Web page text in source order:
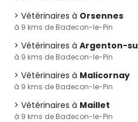
Vétérinaires à Orsennes
à 9 kms de Badecon-le-Pin
Vétérinaires à Argenton-
à 9 kms de Badecon-le-Pin
Vétérinaires à Malicornay
à 9 kms de Badecon-le-Pin
Vétérinaires à Maillet
à 9 kms de Badecon-le-Pin